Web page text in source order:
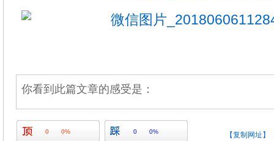
你看到此篇文章的感受是：
0 0% 0 0% 【复制网址】